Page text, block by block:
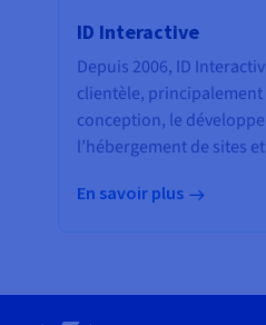
ID Interactive
Depuis 2006, ID
clientèle, principalement
conception, le
l’hébergement de sites
En savoir plus